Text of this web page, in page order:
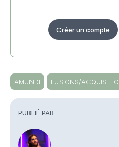
PUBLIÉ PAR
Créer un compte
AMUNDI FUSIONS/